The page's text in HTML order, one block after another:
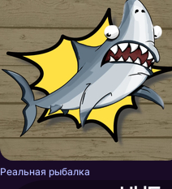
Реальная рыбалка